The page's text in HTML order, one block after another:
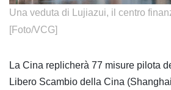
​Una veduta di Lujiazui, il centro
[Foto/VCG]
La Cina replicherà 77 misure pilota
Libero Scambio della Cina